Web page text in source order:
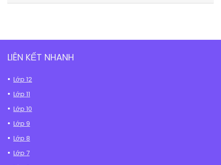
LIÊN KẾT NHANH
Lớp 12
Lớp 11
Lớp 10
Lớp 9
Lớp 8
Lớp 7